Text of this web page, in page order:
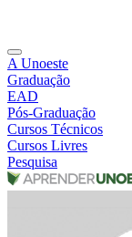
A Unoeste
Graduação
EAD
Pós-Graduação
Cursos Técnicos
Cursos Livres
Pesquisa